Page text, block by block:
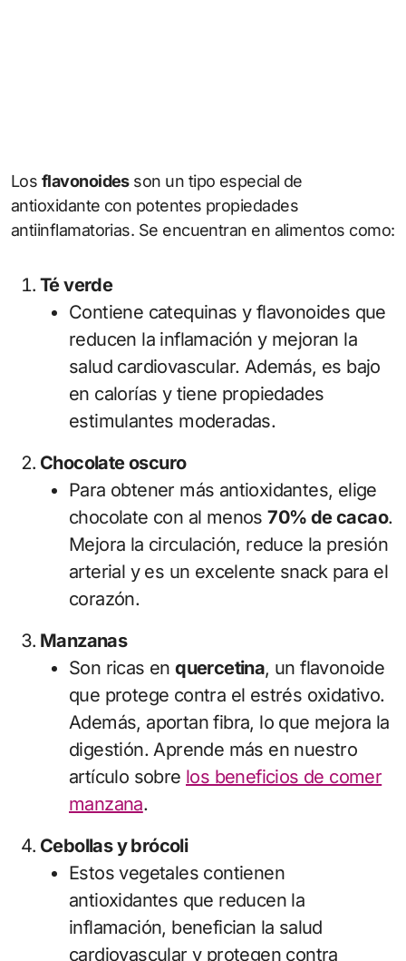
Los flavonoidesson un tipo especial de
antioxidante con potentes propiedades
antiinflamatorias. Se encuentran en alimentos como:
Té verde
Contiene catequinas y flavonoides que
reducen la inflamación y mejoran la
salud cardiovascular. Además, es bajo
en calorías y tiene propiedades
estimulantes moderadas.
Chocolate oscuro
Para obtener más antioxidantes, elige
chocolate con al menos70% de cacao.
Mejora la circulación, reduce la presión
arterial y es un excelente snack para el
corazón.
Manzanas
Son ricas enquercetina, un flavonoide
que protege contra el estrés oxidativo.
Además, aportan fibra, lo que mejora la
digestión. Aprende más en nuestro
artículo sobre los beneficios de comer
manzana.
Cebollas y brócoli
Estos vegetales contienen
antioxidantes que reducen la
inflamación, benefician la salud
cardiovascular y protegen contra